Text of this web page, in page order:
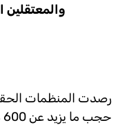
والمعتقلين
رصدت المنظمات